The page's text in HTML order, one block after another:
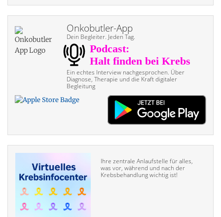
Onkobutler-App
Dein Begleiter. Jeden Tag.
Ein echtes Interview nach­gesprochen. Über
Diagnose, Therapie und die Kraft digitaler
Begleitung
Ihre zentrale Anlaufstelle für alles,
was vor, während und nach der
Krebsbehandlung wichtig ist!